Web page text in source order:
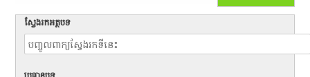
ស្វែងរកអត្ថបទ